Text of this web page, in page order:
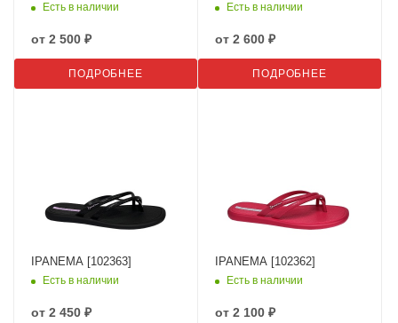
Есть в наличии
от 2 500 ₽
ПОДРОБНЕЕ
Есть в наличии
от 2 600 ₽
ПОДРОБНЕЕ
IPANEMA [102363]
Есть в наличии
от 2 450 ₽
IPANEMA [102362]
Есть в наличии
от 2 100 ₽